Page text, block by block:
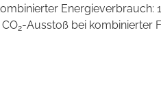
Energieverbrauch:
2-Ausstoß bei kombinierter